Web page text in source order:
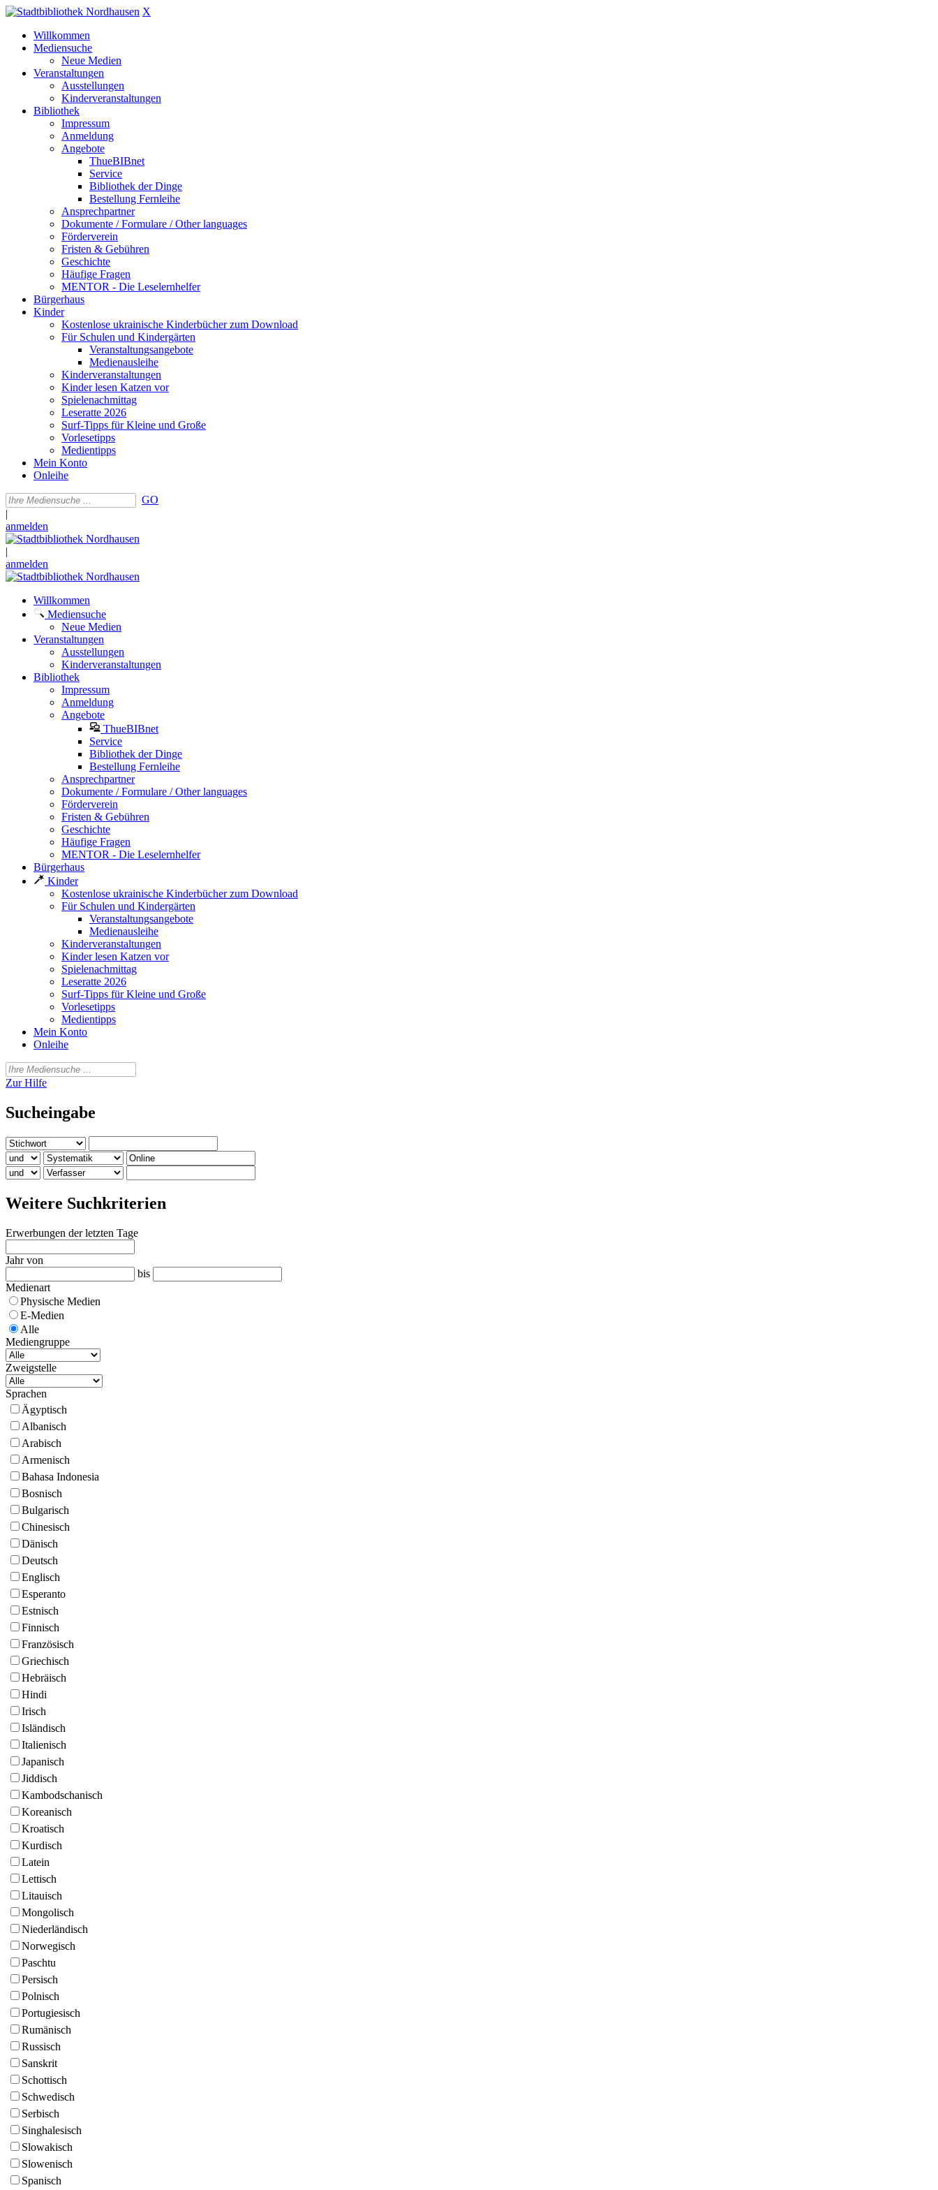
X
Willkommen
Mediensuche
Neue Medien
Veranstaltungen
Ausstellungen
Kinderveranstaltungen
Bibliothek
Impressum
Anmeldung
Angebote
ThueBIBnet
Service
Bibliothek der Dinge
Bestellung Fernleihe
Ansprechpartner
Dokumente / Formulare / Other languages
Förderverein
Fristen & Gebühren
Geschichte
Häufige Fragen
MENTOR - Die Leselernhelfer
Bürgerhaus
Kinder
Kostenlose ukrainische Kinderbücher zum Download
Für Schulen und Kindergärten
Veranstaltungsangebote
Medienausleihe
Kinderveranstaltungen
Kinder lesen Katzen vor
Spielenachmittag
Leseratte 2026
Surf-Tipps für Kleine und Große
Vorlesetipps
Medientipps
Mein Konto
Onleihe
GO
|
anmelden
|
anmelden
Willkommen
Mediensuche
Neue Medien
Veranstaltungen
Ausstellungen
Kinderveranstaltungen
Bibliothek
Impressum
Anmeldung
Angebote
ThueBIBnet
Service
Bibliothek der Dinge
Bestellung Fernleihe
Ansprechpartner
Dokumente / Formulare / Other languages
Förderverein
Fristen & Gebühren
Geschichte
Häufige Fragen
MENTOR - Die Leselernhelfer
Bürgerhaus
Kinder
Kostenlose ukrainische Kinderbücher zum Download
Für Schulen und Kindergärten
Veranstaltungsangebote
Medienausleihe
Kinderveranstaltungen
Kinder lesen Katzen vor
Spielenachmittag
Leseratte 2026
Surf-Tipps für Kleine und Große
Vorlesetipps
Medientipps
Mein Konto
Onleihe
Zur Hilfe
Sucheingabe
Weitere Suchkriterien
Erwerbungen der letzten Tage
Jahr von
bis
Medienart
Physische Medien
E-Medien
Alle
Mediengruppe
Zweigstelle
Sprachen
Ägyptisch
Albanisch
Arabisch
Armenisch
Bahasa Indonesia
Bosnisch
Bulgarisch
Chinesisch
Dänisch
Deutsch
Englisch
Esperanto
Estnisch
Finnisch
Französisch
Griechisch
Hebräisch
Hindi
Irisch
Isländisch
Italienisch
Japanisch
Jiddisch
Kambodschanisch
Koreanisch
Kroatisch
Kurdisch
Latein
Lettisch
Litauisch
Mongolisch
Niederländisch
Norwegisch
Paschtu
Persisch
Polnisch
Portugiesisch
Rumänisch
Russisch
Sanskrit
Schottisch
Schwedisch
Serbisch
Singhalesisch
Slowakisch
Slowenisch
Spanisch